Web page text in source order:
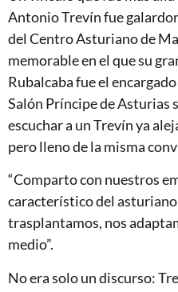
Antonio Trevín fue
del Centro Asturiano de
memorable en el que su
Rubalcaba fue el
Salón Príncipe de Asturias
escuchar a un Trevín ya
pero lleno de la misma
“Comparto con nuestros
característico del
trasplantamos, nos
medio”.
No era solo un discurso: